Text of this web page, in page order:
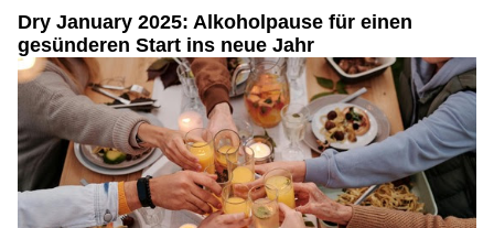
Dry January 2025: Alkoholpause für einen
gesünderen Start ins neue Jahr